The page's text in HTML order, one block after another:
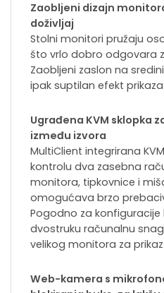
Zaobljeni dizajn
doživljaj
Stolni monitori pružaju
što vrlo dobro odgovara
Zaobljeni zaslon na
ipak suptilan efekt
Ugrađena KVM sklopka
između izvora
MultiClient integrirana
kontrolu dva zasebna
monitora, tipkovnice i
omogućava brzo
Pogodno za konfiguracije
dvostruku računalnu
velikog monitora za
Web-kamera s